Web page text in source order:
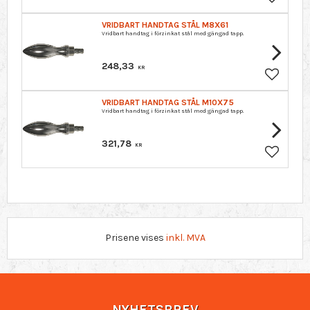
Lagre
VRIDBART HANDTAG STÅL M8X61
Vridbart handtag i förzinkat stål med gängad tapp.
248,33 KR
Lagre
VRIDBART HANDTAG STÅL M10X75
Vridbart handtag i förzinkat stål med gängad tapp.
321,78 KR
Lagre
Prisene vises inkl. MVA